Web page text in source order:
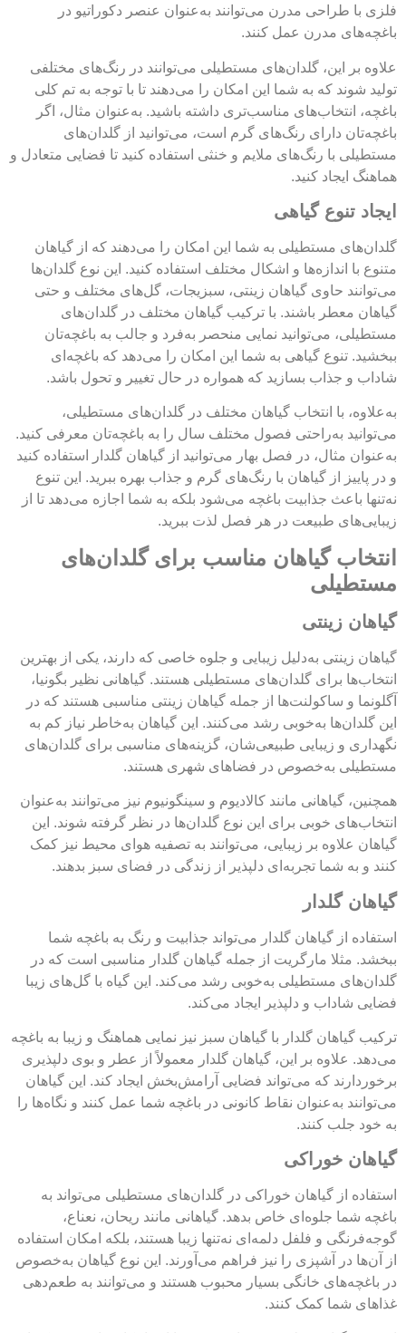
فلزی با طراحی مدرن می‌توانند به‌عنوان عنصر دکوراتیو در
باغچه‌های مدرن عمل کنند.
علاوه بر این، گلدان‌های مستطیلی می‌توانند در رنگ‌های مختلفی
تولید شوند که به شما این امکان را می‌دهند تا با توجه به تم کلی
باغچه، انتخاب‌های مناسب‌تری داشته باشید. به‌عنوان مثال، اگر
باغچه‌تان دارای رنگ‌های گرم است، می‌توانید از گلدان‌های
مستطیلی با رنگ‌های ملایم و خنثی استفاده کنید تا فضایی متعادل و
هماهنگ ایجاد کنید.
ایجاد تنوع گیاهی
گلدان‌های مستطیلی به شما این امکان را می‌دهند که از گیاهان
متنوع با اندازه‌ها و اشکال مختلف استفاده کنید. این نوع گلدان‌ها
می‌توانند حاوی گیاهان زینتی، سبزیجات، گل‌های مختلف و حتی
گیاهان معطر باشند. با ترکیب گیاهان مختلف در گلدان‌های
مستطیلی، می‌توانید نمایی منحصر به‌فرد و جالب به باغچه‌تان
ببخشید. تنوع گیاهی به شما این امکان را می‌دهد که باغچه‌ای
شاداب و جذاب بسازید که همواره در حال تغییر و تحول باشد.
به‌علاوه، با انتخاب گیاهان مختلف در گلدان‌های مستطیلی،
می‌توانید به‌راحتی فصول مختلف سال را به باغچه‌تان معرفی کنید.
به‌عنوان مثال، در فصل بهار می‌توانید از گیاهان گلدار استفاده کنید
و در پاییز از گیاهان با رنگ‌های گرم و جذاب بهره ببرید. این تنوع
نه‌تنها باعث جذابیت باغچه می‌شود بلکه به شما اجازه می‌دهد تا از
زیبایی‌های طبیعت در هر فصل لذت ببرید.
انتخاب گیاهان مناسب برای گلدان‌های
مستطیلی
گیاهان زینتی
گیاهان زینتی به‌دلیل زیبایی و جلوه خاصی که دارند، یکی از بهترین
انتخاب‌ها برای گلدان‌های مستطیلی هستند. گیاهانی نظیر بگونیا،
آگلونما و ساکولنت‌ها از جمله گیاهان زینتی مناسبی هستند که در
این گلدان‌ها به‌خوبی رشد می‌کنند. این گیاهان به‌خاطر نیاز کم به
نگهداری و زیبایی طبیعی‌شان، گزینه‌های مناسبی برای گلدان‌های
مستطیلی به‌خصوص در فضاهای شهری هستند.
همچنین، گیاهانی مانند کالادیوم و سینگونیوم نیز می‌توانند به‌عنوان
انتخاب‌های خوبی برای این نوع گلدان‌ها در نظر گرفته شوند. این
گیاهان علاوه بر زیبایی، می‌توانند به تصفیه هوای محیط نیز کمک
کنند و به شما تجربه‌ای دلپذیر از زندگی در فضای سبز بدهند.
گیاهان گلدار
استفاده از گیاهان گلدار می‌تواند جذابیت و رنگ به باغچه شما
ببخشد. مثلا مارگریت از جمله گیاهان گلدار مناسبی است که در
گلدان‌های مستطیلی به‌خوبی رشد می‌کند. این گیاه با گل‌های زیبا
فضایی شاداب و دلپذیر ایجاد می‌کند.
ترکیب گیاهان گلدار با گیاهان سبز نیز نمایی هماهنگ و زیبا به باغچه
می‌دهد. علاوه بر این، گیاهان گلدار معمولاً از عطر و بوی دلپذیری
برخوردارند که می‌تواند فضایی آرامش‌بخش ایجاد کند. این گیاهان
می‌توانند به‌عنوان نقاط کانونی در باغچه شما عمل کنند و نگاه‌ها را
به خود جلب کنند.
گیاهان خوراکی
استفاده از گیاهان خوراکی در گلدان‌های مستطیلی می‌تواند به
باغچه شما جلوه‌ای خاص بدهد. گیاهانی مانند ریحان، نعناع،
گوجه‌فرنگی و فلفل دلمه‌ای نه‌تنها زیبا هستند، بلکه امکان استفاده
از آن‌ها در آشپزی را نیز فراهم می‌آورند. این نوع گیاهان به‌خصوص
در باغچه‌های خانگی بسیار محبوب هستند و می‌توانند به طعم‌دهی
غذاهای شما کمک کنند.